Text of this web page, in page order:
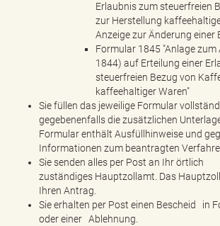
Erlaubnis zum steuerfreien
zur Herstellung
Anzeige zur Änderung einer
Formular 1845 "Anlage
1844) auf Erteilung einer
steuerfreien Bezug von
kaffeehaltiger Waren"
Sie füllen das jeweilige Formular
gegebenenfalls die zusätzlichen
Formular enthält Ausfüllhinweise und
Informationen zum beantragten
Sie senden alles per Post an Ihr örtlich
zuständiges Hauptzollamt. Das
Ihren Antrag.
Sie erhalten per Post einen Bescheid in
oder einer Ablehnung.